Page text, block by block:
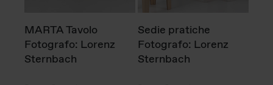
MARTA Tavolo
Fotografo: Lorenz
Sternbach
Sedie pratiche
Fotografo: Lorenz
Sternbach